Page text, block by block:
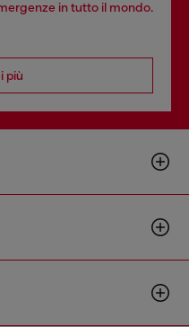
in tutto il mondo.
più